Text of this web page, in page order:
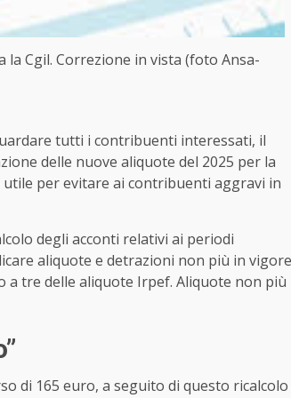
Cgil. Correzione in vista (foto Ansa-
tutti i contribuenti interessati, il
delle nuove aliquote del 2025 per la
utile per evitare ai contribuenti aggravi in
degli acconti relativi ai periodi
aliquote e detrazioni non più in vigore
a tre delle aliquote Irpef. Aliquote non più
di 165 euro, a seguito di questo ricalcolo